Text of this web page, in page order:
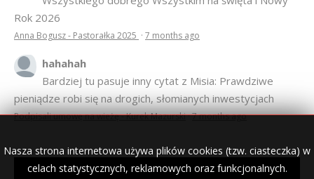
Rok 2026
Anna Bogusz - Pastorałka 2025 · 7 months ago
hahahah
Bardziej tu pasuje inny cytat z Misia: Prawdziwe
pieniądze robi się na drogich, słomianych inwestycjach
Podpisali umowę na wieżę - Kurek Mazurski·7 months ago
Nasza strona internetowa używa plików cookies (tzw. ciasteczka) w
celach statystycznych, reklamowych oraz funkcjonalnych.